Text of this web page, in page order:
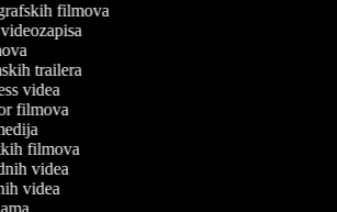
filmova
trailera
videa
filmova
filmova
videa
videa